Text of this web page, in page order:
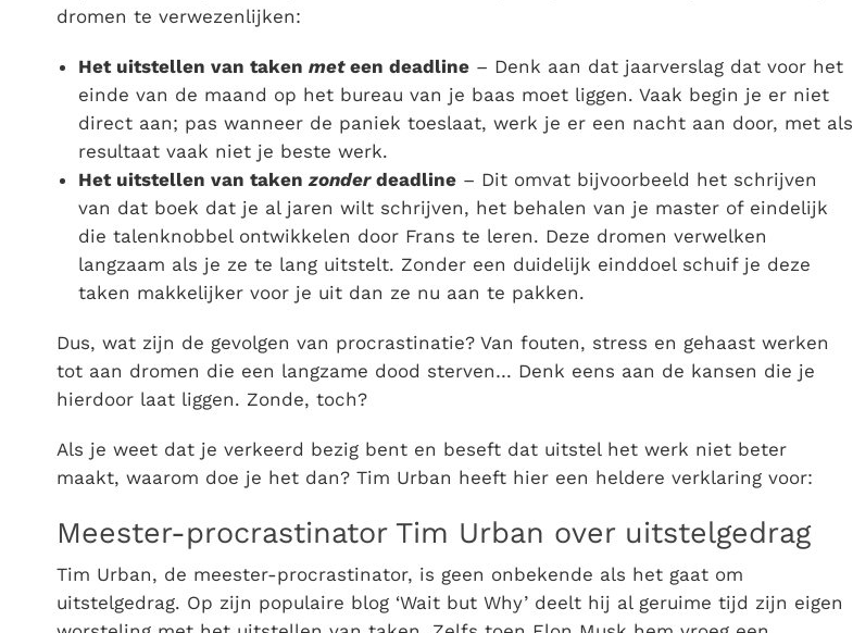
dromen te verwezenlijken:
Het uitstellen van taken meteen deadline – Denk aan dat jaarverslag dat voor het
einde van de maand op het bureau van je baas moet liggen. Vaak begin je er niet
direct aan; pas wanneer de paniek toeslaat, werk je er een nacht aan door, met als
resultaat vaak niet je beste werk.
Het uitstellen van taken zonderdeadline – Dit omvat bijvoorbeeld het schrijven
van dat boek dat je al jaren wilt schrijven, het behalen van je master of eindelijk
die talenknobbel ontwikkelen door Frans te leren. Deze dromen verwelken
langzaam als je ze te lang uitstelt. Zonder een duidelijk einddoel schuif je deze
taken makkelijker voor je uit dan ze nu aan te pakken.
Dus, wat zijn de gevolgen van procrastinatie? Van fouten, stress en gehaast werken
tot aan dromen die een langzame dood sterven… Denk eens aan de kansen die je
hierdoor laat liggen. Zonde, toch?
Als je weet dat je verkeerd bezig bent en beseft dat uitstel het werk niet beter
maakt, waarom doe je het dan? Tim Urban heeft hier een heldere verklaring voor:
Meester-procrastinator Tim Urban over uitstelgedrag
Tim Urban, de meester-procrastinator, is geen onbekende als het gaat om
uitstelgedrag. Op zijn populaire blog ‘Wait but Why’ deelt hij al geruime tijd zijn eigen